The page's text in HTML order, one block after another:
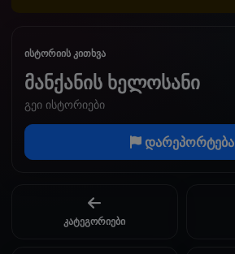
ისტორიის კითხვა
მანქანის ხელოსანი
გეი ისტორიები
დარეპორტება
კატეგორიები